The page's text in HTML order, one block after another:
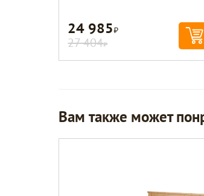
24 985Р
27 404Р
Вам также может